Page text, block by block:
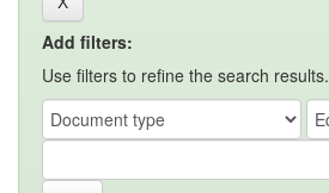
Add filters:
Use filters to refine the search results.